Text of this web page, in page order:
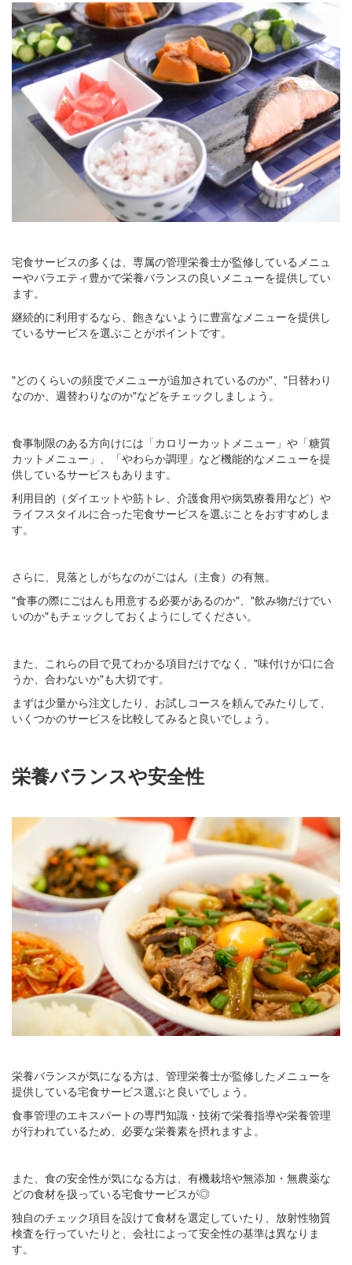
宅食サービスの多くは、専属の管理栄養士が監修しているメニュ
ーやバラエティ豊かで栄養バランスの良いメニューを提供してい
ます。
継続的に利用するなら、飽きないように豊富なメニューを提供し
ているサービスを選ぶことがポイントです。
"どのくらいの頻度でメニューが追加されているのか"、"日替わり
なのか、週替わりなのか"などをチェックしましょう。
食事制限のある方向けには「カロリーカットメニュー」や「糖質
カットメニュー」、「やわらか調理」など機能的なメニューを提
供しているサービスもあります。
利用目的（ダイエットや筋トレ、介護食用や病気療養用など）や
ライフスタイルに合った宅食サービスを選ぶことをおすすめしま
す。
さらに、見落としがちなのがごはん（主食）の有無。
"食事の際にごはんも用意する必要があるのか"、"飲み物だけでい
いのか"もチェックしておくようにしてください。
また、これらの目で見てわかる項目だけでなく、"味付けが口に合
うか、合わないか"も大切です。
まずは少量から注文したり、お試しコースを頼んでみたりして、
いくつかのサービスを比較してみると良いでしょう。
栄養バランスや安全性
栄養バランスが気になる方は、管理栄養士が監修したメニューを
提供している宅食サービス選ぶと良いでしょう。
食事管理のエキスパートの専門知識・技術で栄養指導や栄養管理
が行われているため、必要な栄養素を摂れますよ。
また、食の安全性が気になる方は、有機栽培や無添加・無農薬な
どの食材を扱っている宅食サービスが◎
独自のチェック項目を設けて食材を選定していたり、放射性物質
検査を行っていたりと、会社によって安全性の基準は異なりま
す。